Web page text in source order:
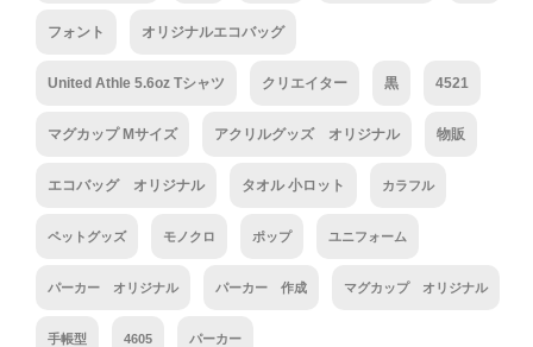
フォント オリジナルエコバッグ
United Athle 5.6oz Tシャツ クリエイター 黒 4521
マグカップ Mサイズ アクリルグッズ オリジナル 物販
エコバッグ オリジナル タオル 小ロット カラフル
ペットグッズ モノクロ ポップ ユニフォーム
パーカー オリジナル パーカー 作成 マグカップ オリジナル
手帳型 4605 パーカー